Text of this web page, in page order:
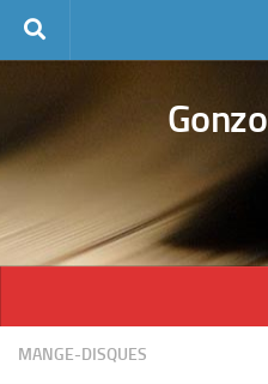
Skip to content
MANGE-DISQUES